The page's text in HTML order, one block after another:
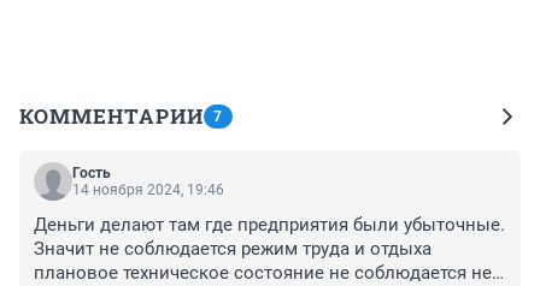
КОММЕНТАРИИ 7
Гость
14 ноября 2024, 19:46
Деньги делают там где предприятия были убыточные.
Значит не соблюдается режим труда и отдыха
плановое техническое состояние не соблюдается не